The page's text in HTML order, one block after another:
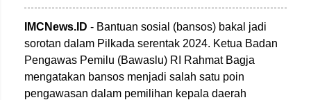
IMCNews.ID - Bantuan sosial (bansos) bakal jadi
sorotan dalam Pilkada serentak 2024. Ketua Badan
Pengawas Pemilu (Bawaslu) RI Rahmat Bagja
mengatakan bansos menjadi salah satu poin
pengawasan dalam pemilihan kepala daerah